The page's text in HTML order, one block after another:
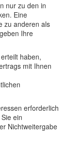
nur zu den in
Eine
zu anderen als
Ihre
haben,
mit Ihnen
erforderlich
ein
Nichtweitergabe